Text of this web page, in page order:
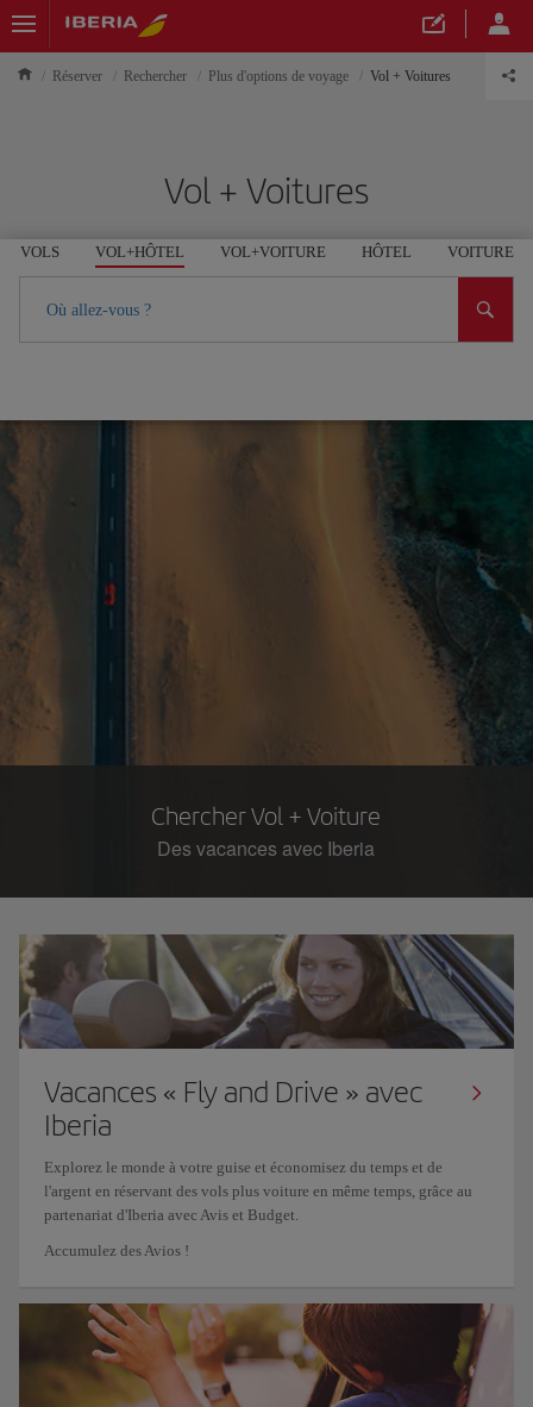
Réserver Rechercher Plus d'options de voyage Vol + Voitures
Vol + Voitures
VOLS VOL+HÔTEL VOL+VOITURE HÔTEL VOITURE
Où allez-vous ?
Chercher Vol + Voiture
Des vacances avec Iberia
Vacances « Fly and Drive » avec
Iberia
Explorez le monde à votre guise et économisez du temps et de
l'argent en réservant des vols plus voiture en même temps, grâce au
partenariat d'Iberia avec Avis et Budget.
Accumulez des Avios !